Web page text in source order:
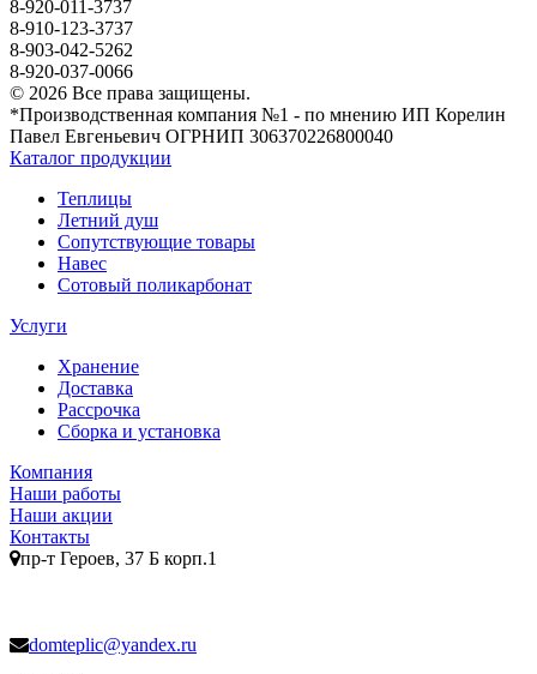
8-920-011-3737
8-910-123-3737
8-903-042-5262
8-920-037-0066
© 2026 Все права защищены.
*Производственная компания №1 - по мнению ИП Корелин
Павел Евгеньевич ОГРНИП 306370226800040
Каталог продукции
Теплицы
Летний душ
Сопутствующие товары
Навес
Сотовый поликарбонат
Услуги
Хранение
Доставка
Рассрочка
Сборка и установка
Компания
Наши работы
Наши акции
Контакты
пр-т Героев, 37 Б корп.1
domteplic@yandex.ru